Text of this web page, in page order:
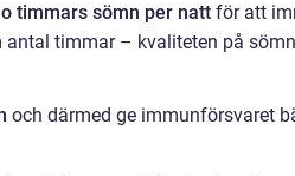
timmars sömn per natt för att
timmar – kvaliteten på
och därmed ge immunförsvaret